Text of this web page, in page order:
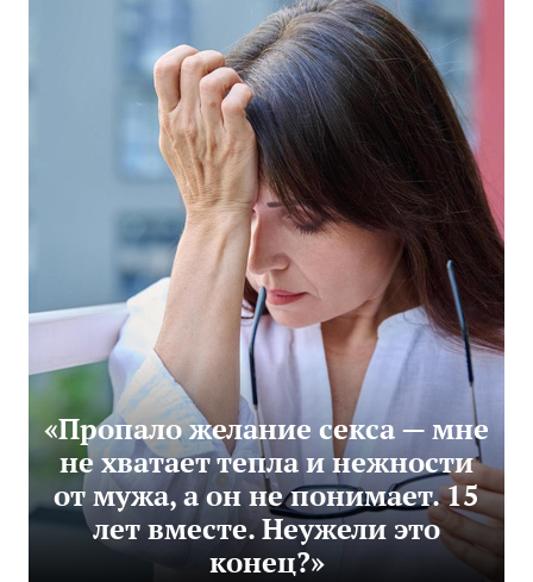
«Пропало желание секса — мне
не хватает тепла и нежности
от мужа, а он не понимает. 15
лет вместе. Неужели это
конец?»